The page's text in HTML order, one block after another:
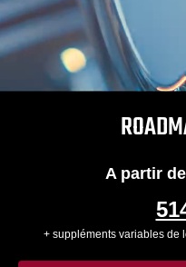
A partir de
+ suppléments variables de